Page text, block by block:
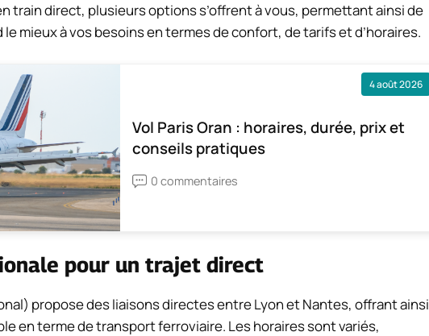
train direct, plusieurs options s’offrent à vous, permettant ainsi de
mieux à vos besoins en termes de confort, de tarifs et d’horaires.
4 août 2026
Vol Paris Oran : horaires, durée, prix et
conseils pratiques
0 commentaires
pour un trajet direct
propose des liaisons directes entre Lyon et Nantes, offrant ainsi
en terme de transport ferroviaire. Les horaires sont variés,